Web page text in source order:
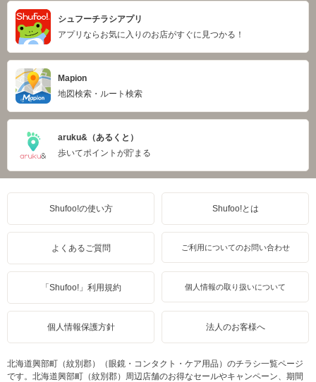
シュフーチラシアプリ
アプリならお気に入りのお店がすぐに見つかる！
Mapion
地図検索・ルート検索
aruku&（あるくと）
歩いてポイントが貯まる
Shufoo!の使い方 Shufoo!とは
よくあるご質問 ご利用についてのお問い合わせ
「Shufoo!」利用規約 個人情報の取り扱いについて
個人情報保護方針 法人のお客様へ
北海道興部町（紋別郡）（眼鏡・コンタクト・ケア用品）のチラシ一覧ページ
です。北海道興部町（紋別郡）周辺店舗のお得なセールやキャンペーン、期間